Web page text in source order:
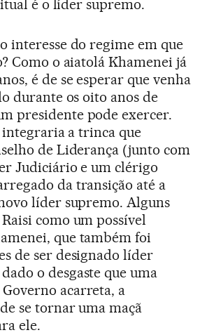
é o líder supremo.
interesse do regime em que
Como o aiatolá Khamenei já
é de se esperar que venha
durante os oito anos de
presidente pode exercer.
integraria a trinca que
de Liderança (junto com
Judiciário e um clérigo
da transição até a
líder supremo. Alguns
como um possível
que também foi
de ser designado líder
o desgaste que uma
acarreta, a
se tornar uma maçã
ele.